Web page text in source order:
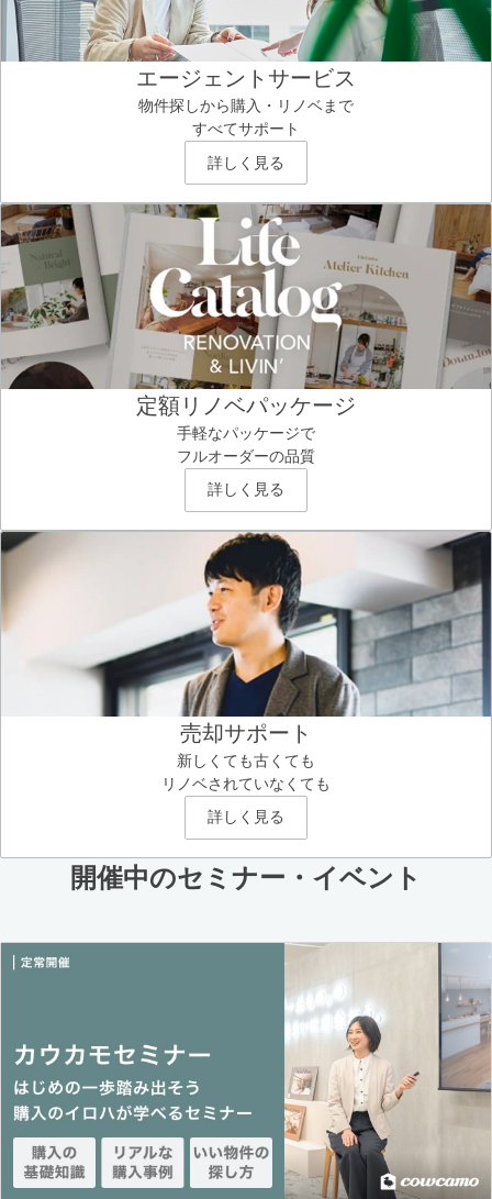
エージェントサービス
物件探しから購入・リノベまで
すべてサポート
詳しく見る
定額リノベパッケージ
手軽なパッケージで
フルオーダーの品質
詳しく見る
売却サポート
新しくても古くても
リノベされていなくても
詳しく見る
開催中のセミナー・イベント